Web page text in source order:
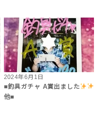
2024年6月1日
■釣具ガチャ A賞出ました
他■